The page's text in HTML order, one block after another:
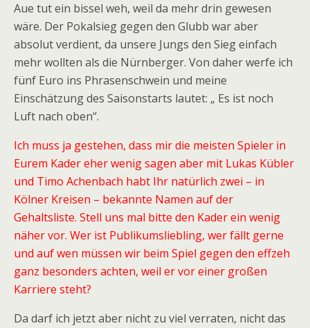
Aue tut ein bissel weh, weil da mehr drin gewesen
wäre. Der Pokalsieg gegen den Glubb war aber
absolut verdient, da unsere Jungs den Sieg einfach
mehr wollten als die Nürnberger. Von daher werfe ich
fünf Euro ins Phrasenschwein und meine
Einschätzung des Saisonstarts lautet: „ Es ist noch
Luft nach oben“.
Ich muss ja gestehen, dass mir die meisten Spieler in
Eurem Kader eher wenig sagen aber mit Lukas Kübler
und Timo Achenbach habt Ihr natürlich zwei – in
Kölner Kreisen – bekannte Namen auf der
Gehaltsliste. Stell uns mal bitte den Kader ein wenig
näher vor. Wer ist Publikumsliebling, wer fällt gerne
und auf wen müssen wir beim Spiel gegen den effzeh
ganz besonders achten, weil er vor einer großen
Karriere steht?
Da darf ich jetzt aber nicht zu viel verraten, nicht das